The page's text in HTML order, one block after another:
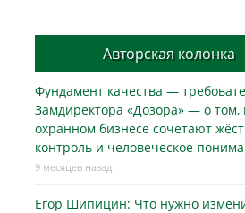
Авторская колонка
Фундамент качества —
Замдиректора «Дозора» — о том,
охранном бизнесe сочетают
контроль и человеческое
9 месяцев назад
Егор Шипицин: Что нужно